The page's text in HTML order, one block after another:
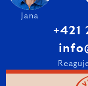
Jana
+421